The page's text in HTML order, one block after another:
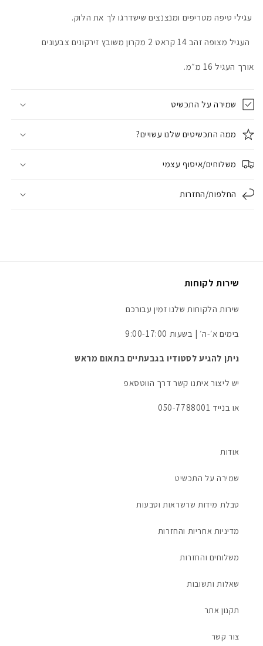
עגילי טיפה מטריפים ומנצנצים שישדרגו לך את הלוק.
העגיל מצופה זהב 14 קראט 2 מקרון משובץ זירקונים צבעונים
אורך העגיל 16 מ״מ.
שמירה על התכשיט
ממה התכשיטים שלנו עשויים?
משלוחים/איסוף עצמי
החלפות/החזרות
שירות לקוחות
שירות הלקוחות שלנו זמין עבורכם
בימים א׳-ה׳ | בשעות 9:00-17:00
ניתן להגיע לסטודיו בגבעתיים בתאום מראש
יש ליצור איתנו קשר דרך הווטסאפ
או בנייד 050-7788001
אודות
שמירה על התכשיט
טבלת מידות שרשראות וטבעות
מדיניות אחריות והחזרות
משלוחים והחזרות
שאלות ותשובות
תקנון אתר
צור קשר